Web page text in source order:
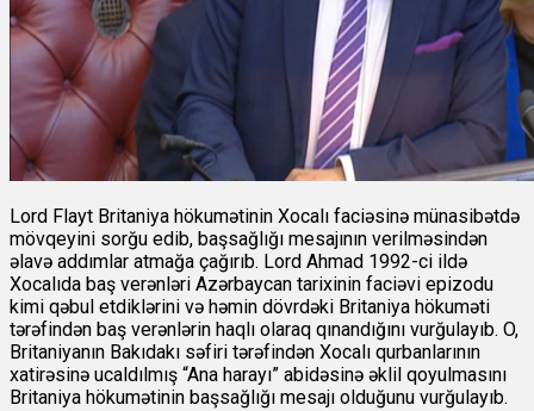
Lord Flayt Britaniya hökumətinin Xocalı faciəsinə münasibətdə
mövqeyini sorğu edib, başsağlığı mesajının verilməsindən
əlavə addımlar atmağa çağırıb. Lord Ahmad 1992-ci ildə
Xocalıda baş verənləri Azərbaycan tarixinin faciəvi epizodu
kimi qəbul etdiklərini və həmin dövrdəki Britaniya hökuməti
tərəfindən baş verənlərin haqlı olaraq qınandığını vurğulayıb. O,
Britaniyanın Bakıdakı səfiri tərəfindən Xocalı qurbanlarının
xatirəsinə ucaldılmış “Ana harayı” abidəsinə əklil qoyulmasını
Britaniya hökumətinin başsağlığı mesajı olduğunu vurğulayıb.